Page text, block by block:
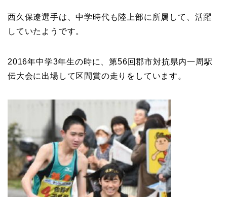
西久保遼選手は、中学時代も陸上部に所属して、活躍
していたようです。
2016年中学3年生の時に、第56回郡市対抗県内一周駅
伝大会に出場して区間賞の走りをしています。